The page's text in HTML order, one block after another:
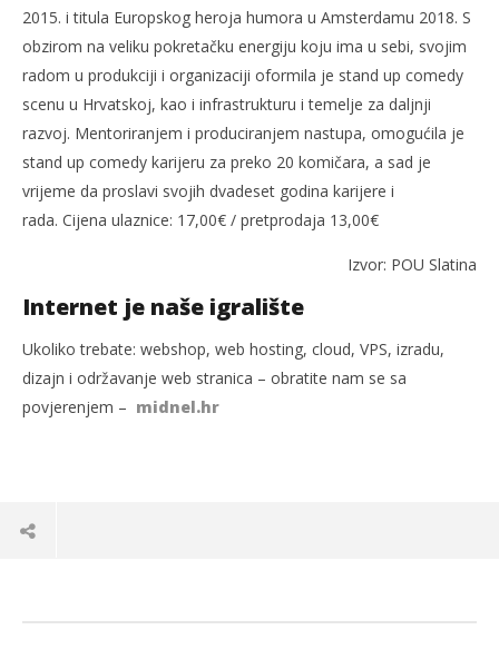
2015. i titula Europskog heroja humora u Amsterdamu 2018. S
obzirom na veliku pokretačku energiju koju ima u sebi, svojim
radom u produkciji i organizaciji oformila je stand up comedy
scenu u Hrvatskoj, kao i infrastrukturu i temelje za daljnji
razvoj. Mentoriranjem i produciranjem nastupa, omogućila je
stand up comedy karijeru za preko 20 komičara, a sad je
vrijeme da proslavi svojih dvadeset godina karijere i
rada. Cijena ulaznice: 17,00€ / pretprodaja 13,00€
Izvor: POU Slatina
Internet je naše igralište
Ukoliko trebate: webshop, web hosting, cloud, VPS, izradu,
dizajn i održavanje web stranica – obratite nam se sa
povjerenjem – midnel.hr